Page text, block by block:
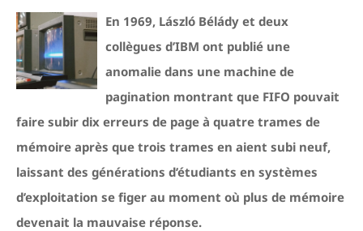
En 1969, László Bélády et deux
collègues d’IBM ont publié une
anomalie dans une machine de
pagination montrant que FIFO pouvait
faire subir dix erreurs de page à quatre trames de
mémoire après que trois trames en aient subi neuf,
laissant des générations d’étudiants en systèmes
d’exploitation se figer au moment où plus de mémoire
devenait la mauvaise réponse.